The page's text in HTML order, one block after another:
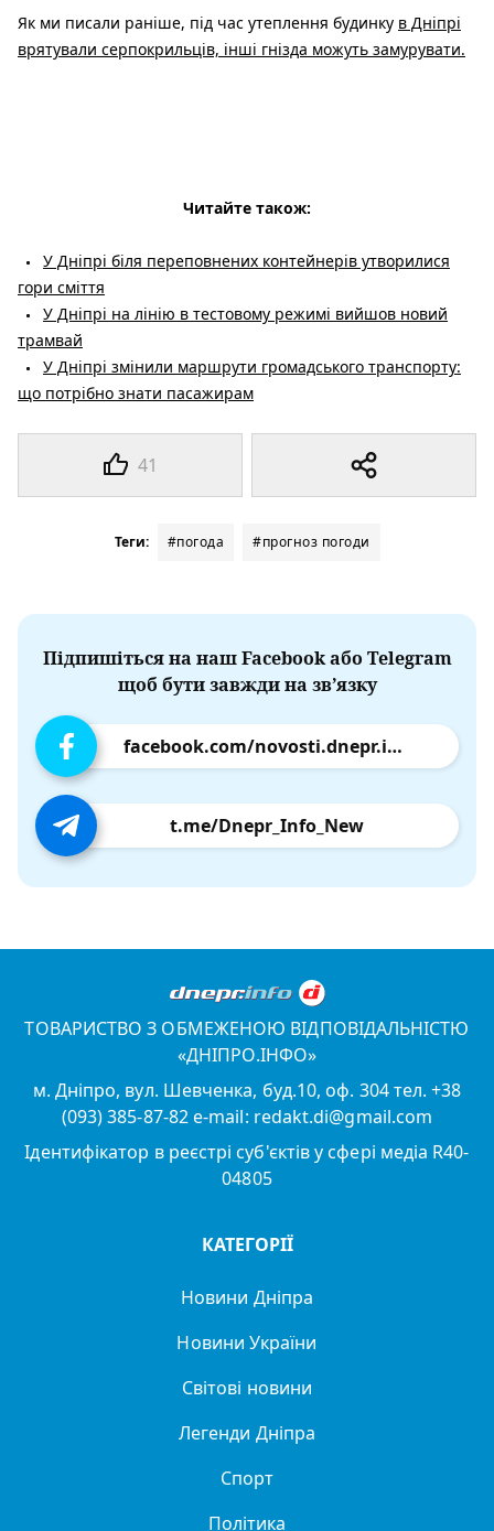
41
Як ми писали раніше, під час утеплення будинку в Дніпрі
врятували серпокрильців, інші гнізда можуть замурувати.
Читайте також:
У Дніпрі біля переповнених контейнерів утворилися
гори сміття
У Дніпрі на лінію в тестовому режимі вийшов новий
трамвай
У Дніпрі змінили маршрути громадського транспорту:
що потрібно знати пасажирам
Теги: #погода #прогноз погоди
Підпишіться на наш Facebook або Telegram
щоб бути завжди на зв’язку
facebook.com/novosti.dnepr.info
t.me/Dnepr_Info_New
ТОВАРИСТВО З ОБМЕЖЕНОЮ ВІДПОВІДАЛЬНІСТЮ
«ДНІПРО.ІНФО»
м. Дніпро, вул. Шевченка, буд.10, оф. 304 тел. +38
(093) 385-87-82 e-mail: redakt.di@gmail.com
Ідентифікатор в реєстрі суб'єктів у сфері медіа R40-
04805
КАТЕГОРІЇ
Новини Дніпра
Новини України
Світові новини
Легенди Дніпра
Спорт
Політика